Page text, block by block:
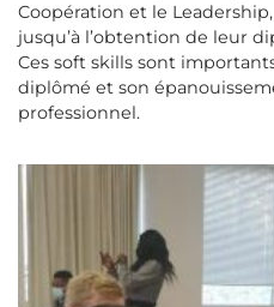
Coopération et le
jusqu’à l’obtention de leur
Ces soft skills sont
diplômé et son
professionnel.